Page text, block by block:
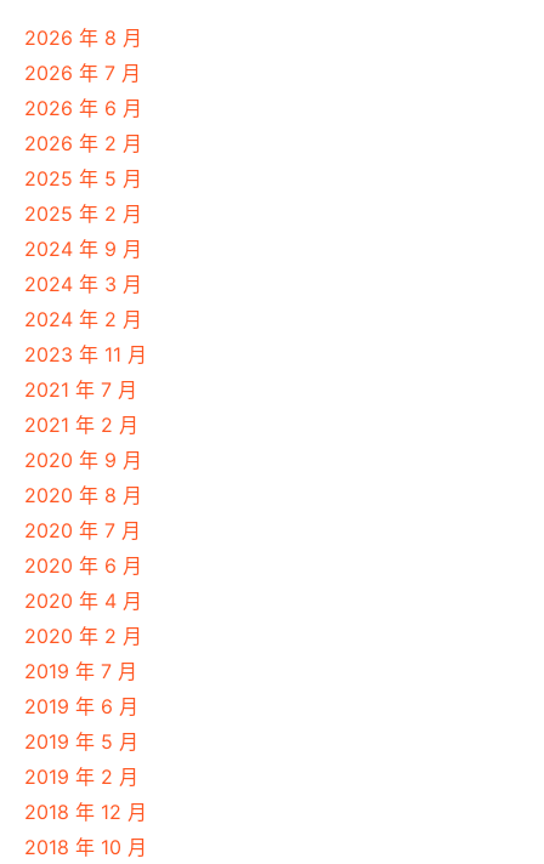
2026 年 8 月
2026 年 7 月
2026 年 6 月
2026 年 2 月
2025 年 5 月
2025 年 2 月
2024 年 9 月
2024 年 3 月
2024 年 2 月
2023 年 11 月
2021 年 7 月
2021 年 2 月
2020 年 9 月
2020 年 8 月
2020 年 7 月
2020 年 6 月
2020 年 4 月
2020 年 2 月
2019 年 7 月
2019 年 6 月
2019 年 5 月
2019 年 2 月
2018 年 12 月
2018 年 10 月